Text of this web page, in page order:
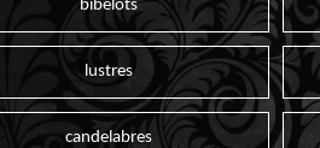
bibelots
lustres
candelabres